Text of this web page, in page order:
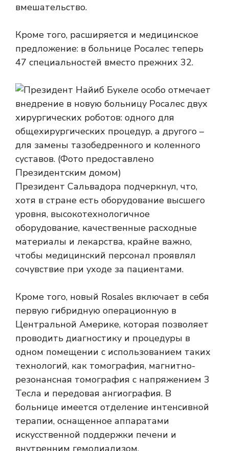
вмешательство.
Кроме того, расширяется и медицинское
предложение: в больнице Росалес теперь
47 специальностей вместо прежних 32.
Президент Сальвадора подчеркнул, что,
хотя в стране есть оборудование высшего
уровня, высокотехнологичное
оборудование, качественные расходные
материалы и лекарства, крайне важно,
чтобы медицинский персонал проявлял
сочувствие при уходе за пациентами.
Кроме того, новый Rosales включает в себя
первую гибридную операционную в
Центральной Америке, которая позволяет
проводить диагностику и процедуры в
одном помещении с использованием таких
технологий, как томография, магнитно-
резонансная томография с напряжением 3
Тесла и передовая ангиография. В
больнице имеется отделение интенсивной
терапии, оснащенное аппаратами
искусственной поддержки печени и
внутренним гемодиализом.